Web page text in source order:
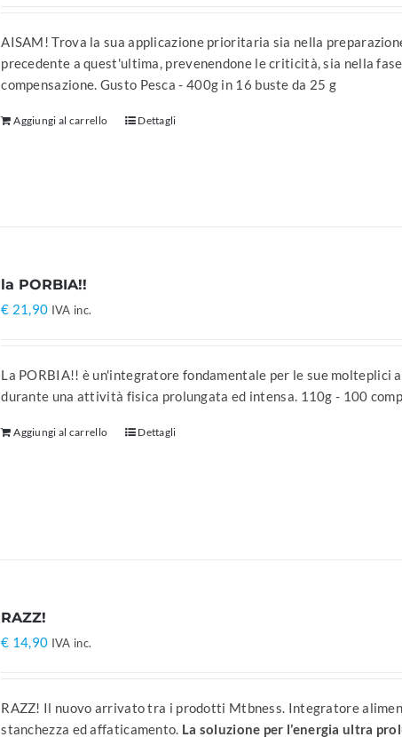
AISAM! Trova la sua applicazione prioritaria sia nella
precedente a quest'ultima, prevenendone le criticità, sia nella
compensazione. Gusto Pesca - 400g in 16 buste da 25 g
Aggiungi al carrello Dettagli
la PORBIA!!
€ 21,90 IVA inc.
La PORBIA!! è un'integratore fondamentale per le sue
durante una attività fisica prolungata ed intensa. 110g - 100
Aggiungi al carrello Dettagli
RAZZ!
€ 14,90 IVA inc.
RAZZ! Il nuovo arrivato tra i prodotti Mtbness. Integratore
stanchezza ed affaticamento. La soluzione per l’energia ultra